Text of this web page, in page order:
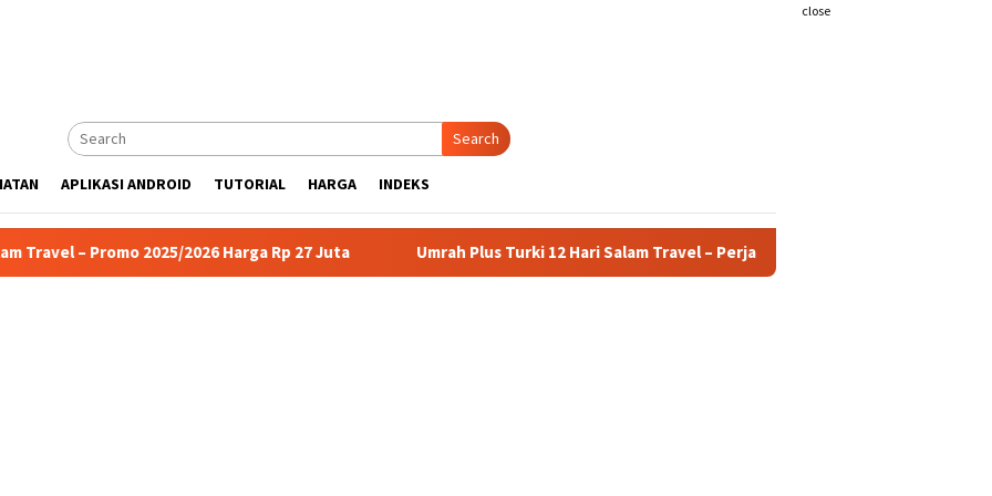
close
Search
APLIKASI ANDROID TUTORIAL HARGA INDEKS
2025/2026 Harga Rp 27 Juta Umrah Plus Turki 12 Hari Salam Travel – Perjalanan Spiritual & Wisata Bersejarah